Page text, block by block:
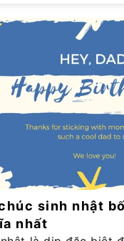
sinh nhật
nhất